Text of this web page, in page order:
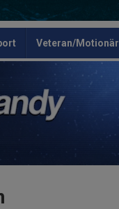
Veteran/Motionär